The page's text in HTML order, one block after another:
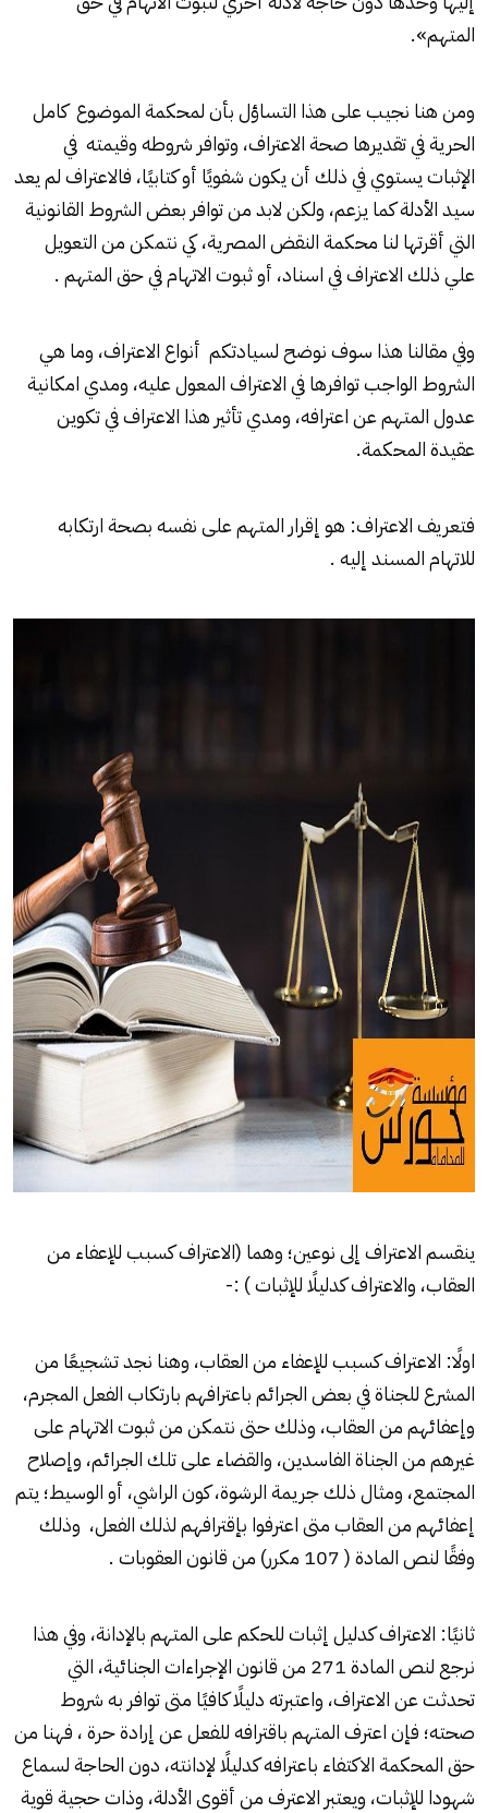
المتهم».
ومن هنا نجيب على هذا التساؤل بأن لمحكمة الموضوع كامل
الحرية في تقديرها صحة الاعتراف، وتوافر شروطه وقيمته في
الإثبات يستوي في ذلك أن يكون شفويًا أو كتابيًا، فالاعتراف لم يعد
سيد الأدلة كما يزعم، ولكن لابد من توافر بعض الشروط القانونية
التي أقرتها لنا محكمة النقض المصرية، كي نتمكن من التعويل
علي ذلك الاعتراف في اسناد، أو ثبوت الاتهام في حق المتهم .
وفي مقالنا هذا سوف نوضح لسيادتكم أنواع الاعتراف، وما هي
الشروط الواجب توافرها في الاعتراف المعول عليه، ومدي امكانية
عدول المتهم عن اعترافه، ومدي تأثير هذا الاعتراف في تكوين
عقيدة المحكمة.
فتعريف الاعتراف: هو إقرار المتهم على نفسه بصحة ارتكابه
للاتهام المسند إليه .
ينقسم الاعتراف إلى نوعين؛ وهما (الاعتراف كسبب للإعفاء من
العقاب، والاعتراف كدليلًا للإثبات ) :-
اولًا: الاعتراف كسبب للإعفاء من العقاب، وهنا نجد تشجيعًا من
المشرع للجناة في بعض الجرائم باعترافهم بارتكاب الفعل المجرم،
وإعفائهم من العقاب، وذلك حتى نتمكن من ثبوت الاتهام على
غيرهم من الجناة الفاسدين، والقضاء على تلك الجرائم، وإصلاح
المجتمع، ومثال ذلك جريمة الرشوة، كون الراشي، أو الوسيط؛ يتم
إعفائهم من العقاب متى اعترفوا بإقترافهم لذلك الفعل، وذلك
وفقًا لنص المادة ( 107 مكرر) من قانون العقوبات .
ثانيًا: الاعتراف كدليل إثبات للحكم على المتهم بالإدانة، وفي هذا
نرجع لنص المادة 271 من قانون الإجراءات الجنائية، التي
تحدثت عن الاعتراف، واعتبرته دليلًا كافيًا متى توافر به شروط
صحته؛ فإن اعترف المتهم باقترافه للفعل عن إرادة حرة ، فهنا من
حق المحكمة الاكتفاء باعترافه كدليلًا لإدانته، دون الحاجة لسماع
شهودا للإثبات، ويعتبر الاعترف من أقوى الأدلة، وذات حجية قوية